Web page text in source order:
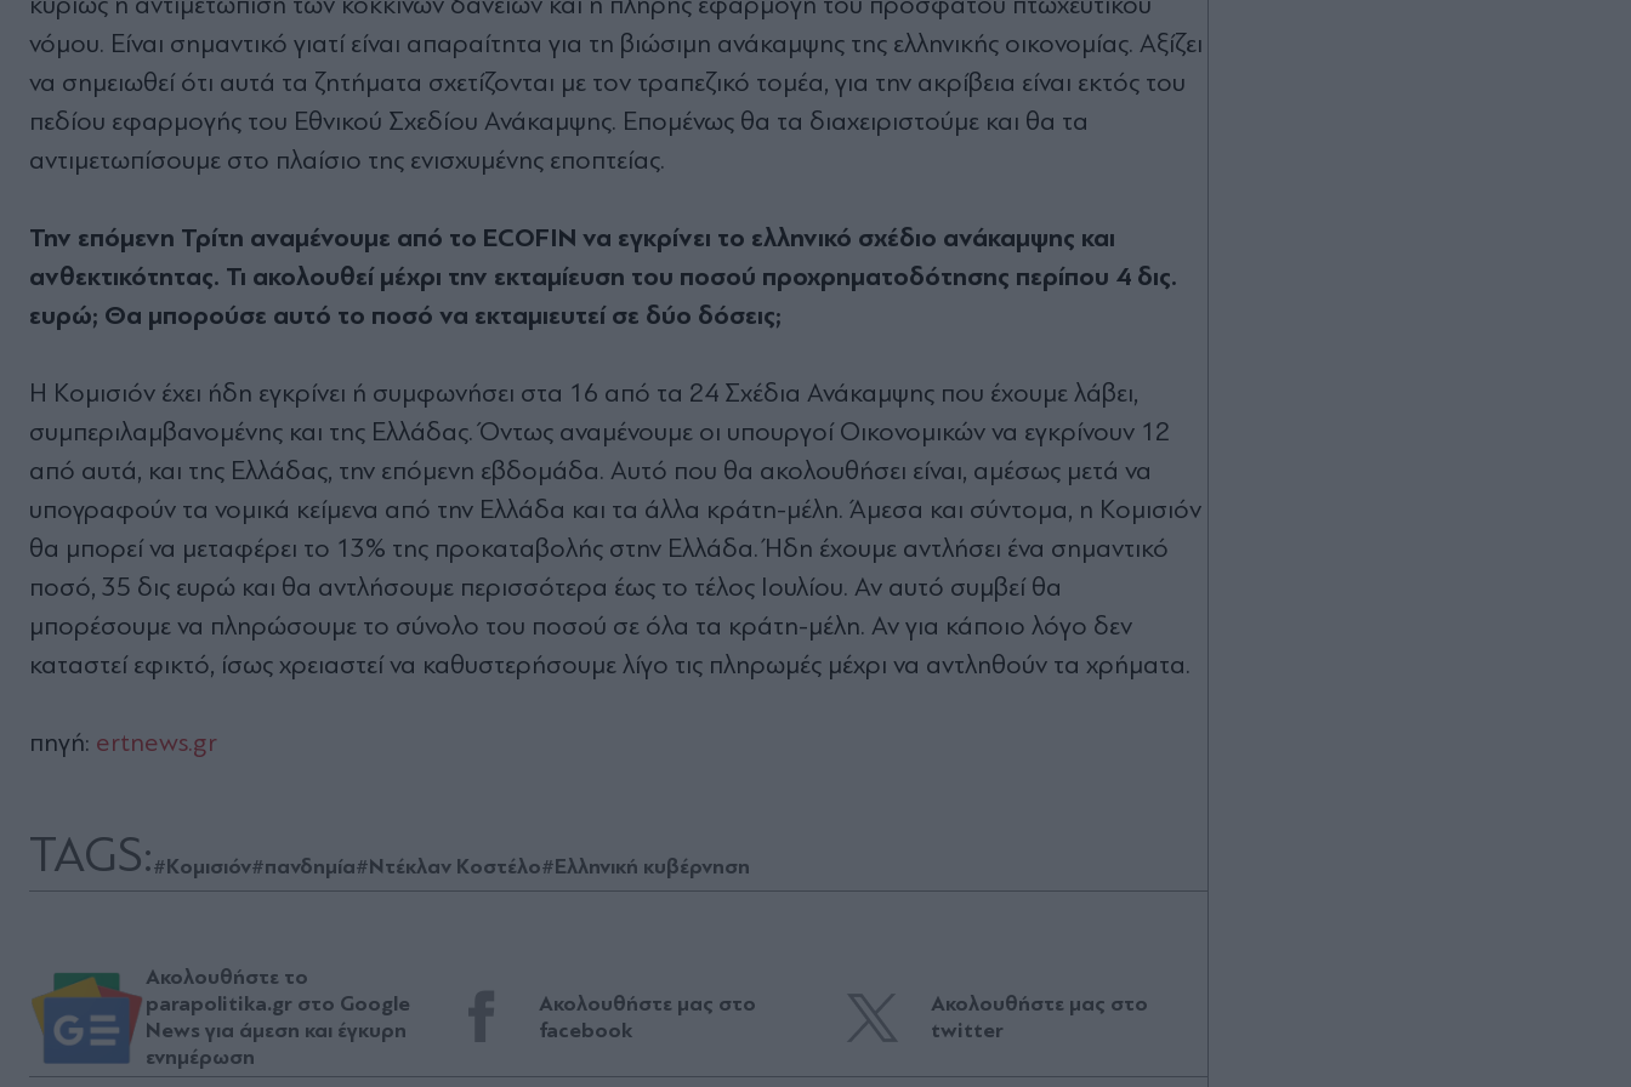
νόμου. Είναι σημαντικό γιατί είναι απαραίτητα για τη βιώσιμη ανάκαμψης της ελληνικής οικονομίας. Αξίζει
να σημειωθεί ότι αυτά τα ζητήματα σχετίζονται με τον τραπεζικό τομέα, για την ακρίβεια είναι εκτός του
πεδίου εφαρμογής του Εθνικού Σχεδίου Ανάκαμψης. Επομένως θα τα διαχειριστούμε και θα τα
αντιμετωπίσουμε στο πλαίσιο της ενισχυμένης εποπτείας.
Την επόμενη Τρίτη αναμένουμε από το ECOFIN να εγκρίνει το ελληνικό σχέδιο ανάκαμψης και
ανθεκτικότητας. Τι ακολουθεί μέχρι την εκταμίευση του ποσού προχρηματοδότησης περίπου 4 δις.
ευρώ; Θα μπορούσε αυτό το ποσό να εκταμιευτεί σε δύο δόσεις;
Η Κομισιόν έχει ήδη εγκρίνει ή συμφωνήσει στα 16 από τα 24 Σχέδια Ανάκαμψης που έχουμε λάβει,
συμπεριλαμβανομένης και της Ελλάδας. Όντως αναμένουμε οι υπουργοί Οικονομικών να εγκρίνουν 12
από αυτά, και της Ελλάδας, την επόμενη εβδομάδα. Αυτό που θα ακολουθήσει είναι, αμέσως μετά να
υπογραφούν τα νομικά κείμενα από την Ελλάδα και τα άλλα κράτη-μέλη. Άμεσα και σύντομα, η Κομισιόν
θα μπορεί να μεταφέρει το 13% της προκαταβολής στην Ελλάδα. Ήδη έχουμε αντλήσει ένα σημαντικό
ποσό, 35 δις ευρώ και θα αντλήσουμε περισσότερα έως το τέλος Ιουλίου. Αν αυτό συμβεί θα
μπορέσουμε να πληρώσουμε το σύνολο του ποσού σε όλα τα κράτη-μέλη. Αν για κάποιο λόγο δεν
καταστεί εφικτό, ίσως χρειαστεί να καθυστερήσουμε λίγο τις πληρωμές μέχρι να αντληθούν τα χρήματα.
πηγή: ertnews.gr
TAGS:#Κομισιόν#πανδημία#Ντέκλαν Κοστέλο#Ελληνική κυβέρνηση
Ακολουθήστε το
parapolitika.gr στο Google
News για άμεση και έγκυρη
ενημέρωση
Ακολουθήστε μας στο
facebook
Ακολουθήστε μας στο
twitter